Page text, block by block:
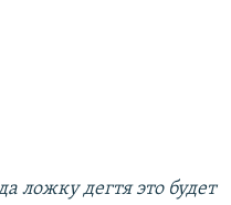
ложку дегтя это будет